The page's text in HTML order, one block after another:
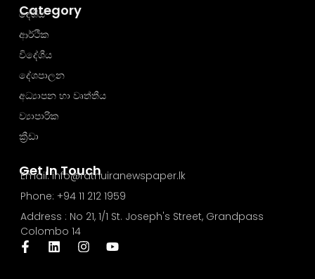
Get In Touch
Email: info@rathuiranewspaper.lk
Phone: +94 11 212 1959
Address : No 21, 1/1 St. Joseph's Street, Grandpass
Colombo 14
Category
දේශීය
ආර්ථික
විදේශීය
දේශපාලන
අධ්‍යාපන හා වෘත්තීය
ව්‍යාපාරික
ක්‍රීඩා